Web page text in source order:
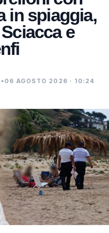
in spiaggia,
e
• 06 AGOSTO 2026 · 10:24